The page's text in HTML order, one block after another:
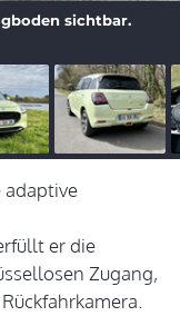
sichtbar.
adaptive
er die
Zugang,